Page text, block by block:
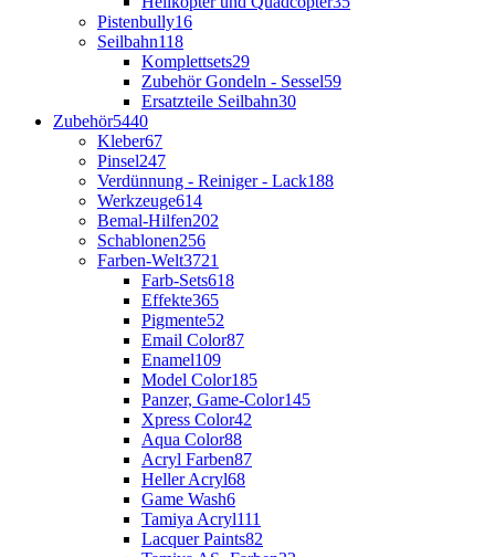
Pistenbully16
Seilbahn118
Komplettsets29
Zubehör Gondeln - Sessel59
Ersatzteile Seilbahn30
Zubehör5440
Kleber67
Pinsel247
Verdünnung - Reiniger - Lack188
Werkzeuge614
Bemal-Hilfen202
Schablonen256
Farben-Welt3721
Farb-Sets618
Effekte365
Pigmente52
Email Color87
Enamel109
Model Color185
Panzer, Game-Color145
Xpress Color42
Aqua Color88
Acryl Farben87
Heller Acryl68
Game Wash6
Tamiya Acryl111
Lacquer Paints82